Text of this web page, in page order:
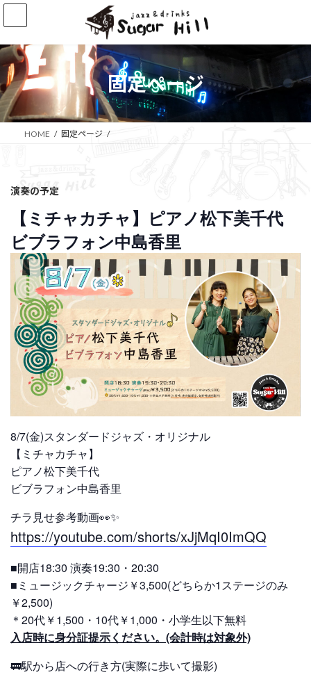
コ
ン
ツ
へ
ス
キ
ッ
ナ
ー
シ
ョ
ン
に
移
固定ページ
HOME 固定ページ
演奏の予定
【ミチャカチャ】ピアノ松下美千代
ビブラフォン中島香里
8/7(金)スタンダードジャズ・オリジナル
【ミチャカチャ】
ピアノ松下美千代
ビブラフォン中島香里
チラ見せ参考動画👀✨
https://youtube.com/shorts/xJjMqI0ImQQ
■開店18:30 演奏19:30・20:30
■ミュージックチャージ￥3,500(どちらか1ステージのみ
￥2,500)
＊20代￥1,500・10代￥1,000・小学生以下無料
入店時に身分証提示ください。(会計時は対象外)
🚃駅から店への行き方(実際に歩いて撮影)